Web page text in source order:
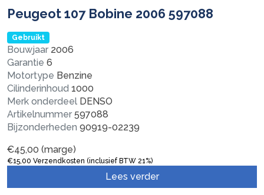
Peugeot 107 Bobine 2006 597088
Gebruikt
Bouwjaar 2006
Garantie 6
Motortype Benzine
Cilinderinhoud 1000
Merk onderdeel DENSO
Artikelnummer 597088
Bijzonderheden 90919-02239
€45,00 (marge)
€15,00 Verzendkosten (inclusief BTW 21%)
Lees verder